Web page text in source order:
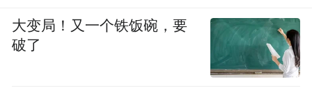
大变局！又一个铁饭碗，要
破了